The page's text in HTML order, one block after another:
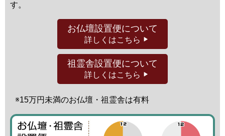
す。
お仏壇設置便について
詳しくはこちら
祖霊舎設置便について
詳しくはこちら
※15万円未満のお仏壇・祖霊舎は有料